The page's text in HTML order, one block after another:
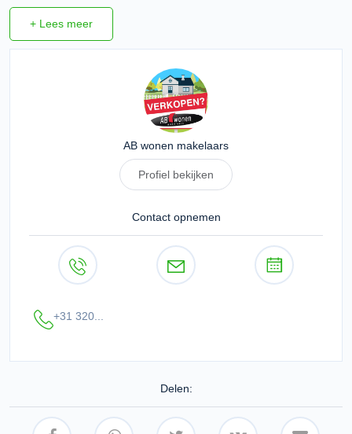
+ Lees meer
AB wonen makelaars
Profiel bekijken
Contact opnemen
+31 320...
Delen: